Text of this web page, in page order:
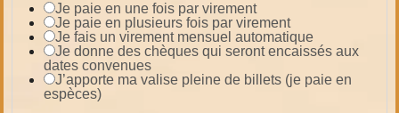
Je paie en une fois par virement
Je paie en plusieurs fois par virement
Je fais un virement mensuel automatique
Je donne des chèques qui seront encaissés aux
dates convenues
J’apporte ma valise pleine de billets (je paie en
espèces)